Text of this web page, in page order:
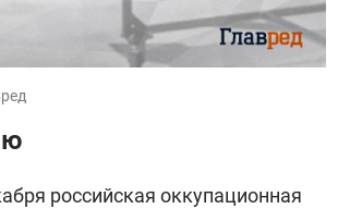
российская оккупационная